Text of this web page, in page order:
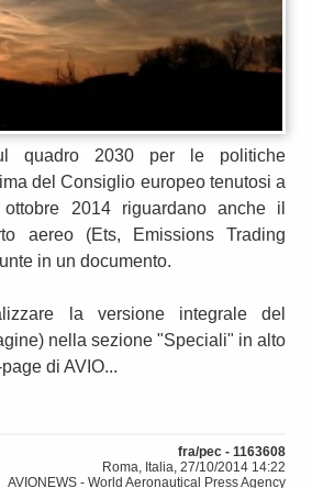
quadro 2030 per le politiche
del Consiglio europeo tenutosi a
2014 riguardano anche il
aereo (Ets, Emissions Trading
in un documento.
la versione integrale del
nella sezione "Speciali" in alto
di AVIO...
fra/pec - 1163608
Roma, Italia, 27/10/2014 14:22
AVIONEWS - World Aeronautical Press Agency